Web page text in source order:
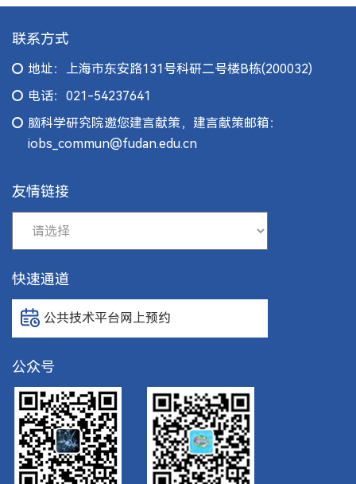
联系方式
地址：上海市东安路131号科研二号楼B栋(200032)
电话：021-54237641
脑科学研究院邀您建言献策，建言献策邮箱：
iobs_commun@fudan.edu.cn
友情链接
快速通道
公共技术平台网上预约
公众号